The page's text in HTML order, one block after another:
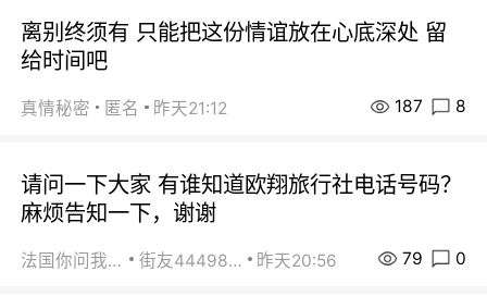
离别终须有 只能把这份情谊放在心底深处 留
给时间吧
真情秘密 匿名 昨天21:12 187 8
请问一下大家 有谁知道欧翔旅行社电话号码？
麻烦告知一下，谢谢
法国你问我答 街友44498484 昨天20:56 79 0